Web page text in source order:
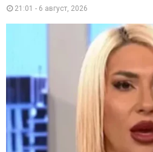
21:01 - 6 август, 2026